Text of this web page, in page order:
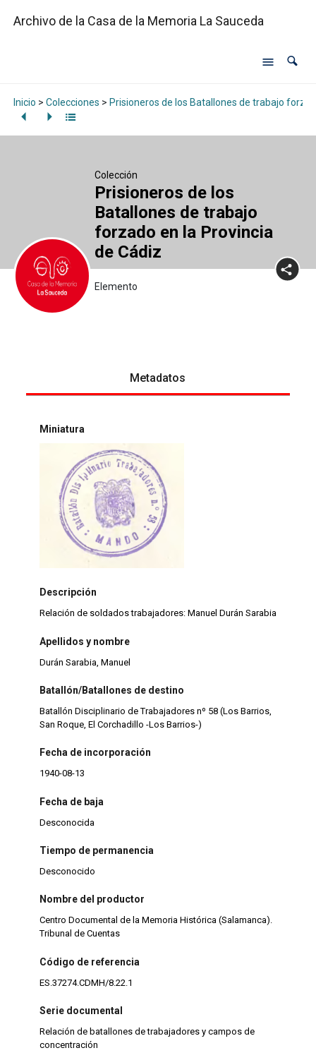
Archivo de la Casa de la Memoria La Sauceda
Inicio > Colecciones > Prisioneros de los Batallones de trabajo
Colección
Prisioneros de los
Batallones de trabajo
forzado en la Provincia
de Cádiz
Elemento
Metadatos
Miniatura
Descripción
Relación de soldados trabajadores: Manuel Durán Sarabia
Apellidos y nombre
Durán Sarabia, Manuel
Batallón/Batallones de destino
Batallón Disciplinario de Trabajadores nº 58 (Los Barrios,
San Roque, El Corchadillo -Los Barrios-)
Fecha de incorporación
1940-08-13
Fecha de baja
Desconocida
Tiempo de permanencia
Desconocido
Nombre del productor
Centro Documental de la Memoria Histórica (Salamanca).
Tribunal de Cuentas
Código de referencia
ES.37274.CDMH/8.22.1
Serie documental
Relación de batallones de trabajadores y campos de
concentración